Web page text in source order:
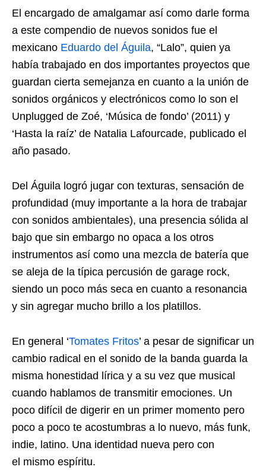
El encargado de amalgamar así como darle forma
a este compendio de nuevos sonidos fue el
mexicano Eduardo del Águila, “Lalo”, quien ya
había trabajado en dos importantes proyectos que
guardan cierta semejanza en cuanto a la unión de
sonidos orgánicos y electrónicos como lo son el
Unplugged de Zoé, ‘Música de fondo’ (2011) y
‘Hasta la raíz’ de Natalia Lafourcade, publicado el
año pasado.
Del Águila logró jugar con texturas, sensación de
profundidad (muy importante a la hora de trabajar
con sonidos ambientales), una presencia sólida al
bajo que sin embargo no opaca a los otros
instrumentos así como una mezcla de batería que
se aleja de la típica percusión de garage rock,
siendo un poco más seca en cuanto a resonancia
y sin agregar mucho brillo a los platillos.
En general ‘Tomates Fritos’ a pesar de significar un
cambio radical en el sonido de la banda guarda la
misma honestidad lírica y a su vez que musical
cuando hablamos de transmitir emociones. Un
poco difícil de digerir en un primer momento pero
poco a poco te acostumbras a lo nuevo, más funk,
indie, latino. Una identidad nueva pero con
el mismo espíritu.